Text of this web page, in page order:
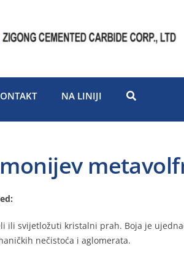
NA LINIJI
ili svijetložuti kristalni prah. Boja je
nečistoća i aglomerata.